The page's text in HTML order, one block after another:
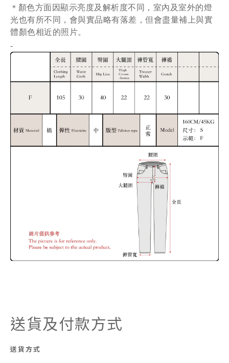
＊ 顏色方面因顯示亮度及解析度不同，室內及室外的燈
光也有所不同，會與實品略有落差，但會盡量補上與實
體顏色相近的照片。
-
送貨及付款方式
送貨方式